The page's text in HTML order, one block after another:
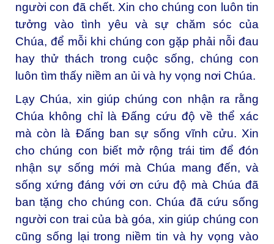
người con đã chết. Xin cho chúng con luôn tin
tưởng vào tình yêu và sự chăm sóc của
Chúa, để mỗi khi chúng con gặp phải nỗi đau
hay thử thách trong cuộc sống, chúng con
luôn tìm thấy niềm an ủi và hy vọng nơi Chúa.
Lạy Chúa, xin giúp chúng con nhận ra rằng
Chúa không chỉ là Đấng cứu độ về thể xác
mà còn là Đấng ban sự sống vĩnh cửu. Xin
cho chúng con biết mở rộng trái tim để đón
nhận sự sống mới mà Chúa mang đến, và
sống xứng đáng với ơn cứu độ mà Chúa đã
ban tặng cho chúng con. Chúa đã cứu sống
người con trai của bà góa, xin giúp chúng con
cũng sống lại trong niềm tin và hy vọng vào